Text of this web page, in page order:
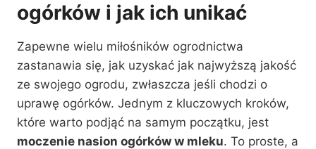
ogórków i jak ich unikać
Zapewne wielu miłośników ogrodnictwa
zastanawia się, jak uzyskać jak najwyższą jakość
ze swojego ogrodu, zwłaszcza jeśli chodzi o
uprawę ogórków. Jednym z kluczowych kroków,
które warto podjąć na samym początku, jest
moczenie nasion ogórków w mleku. To proste, a